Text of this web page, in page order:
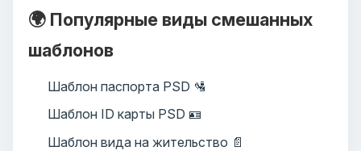
🌍 Популярные виды смешанных
шаблонов
Шаблон паспорта PSD 🛂
Шаблон ID карты PSD 🪪
Шаблон вида на жительство 📄